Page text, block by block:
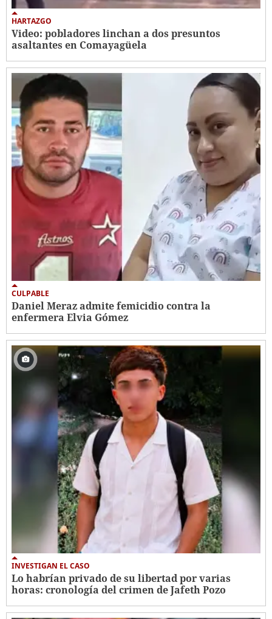
HARTAZGO
Video: pobladores linchan a dos presuntos
asaltantes en Comayagüela
CULPABLE
Daniel Meraz admite femicidio contra la
enfermera Elvia Gómez
INVESTIGAN EL CASO
Lo habrían privado de su libertad por varias
horas: cronología del crimen de Jafeth Pozo